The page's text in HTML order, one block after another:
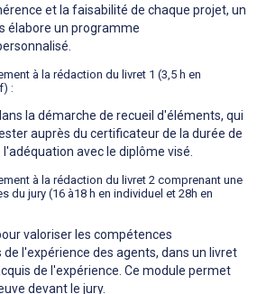
et la faisabilité de chaque projet, un
élabore un programme
à la rédaction du livret 1 (3,5 h en
:
la démarche de recueil d'éléments, qui
auprès du certificateur de la durée de
avec le diplôme visé.
à la rédaction du livret 2 comprenant une
du jury (16 à18 h en individuel et 28h en
valoriser les compétences
l'expérience des agents, dans un livret
de l'expérience. Ce module permet
devant le jury.